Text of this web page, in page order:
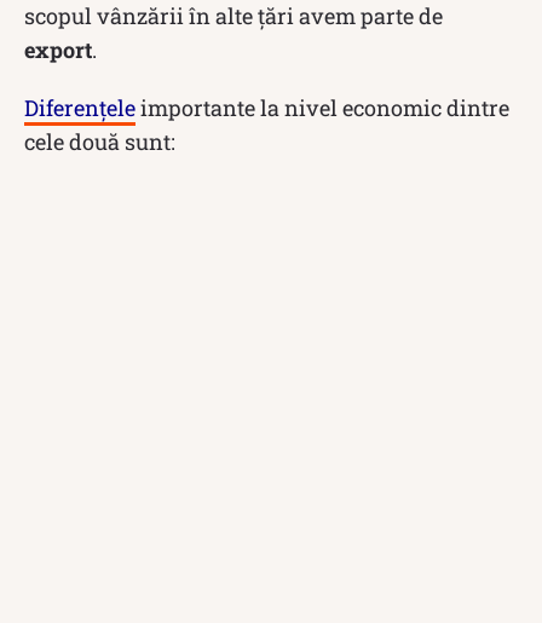
scopul vânzării în alte țări avem parte de
export.
Diferențeleimportante la nivel economic dintre
cele două sunt: